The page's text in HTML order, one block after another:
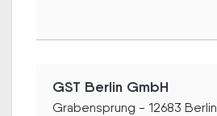
GST Berlin GmbH
Grabensprung - 12683 Berlin